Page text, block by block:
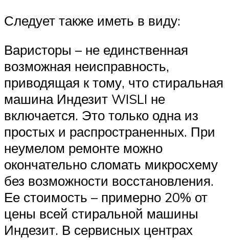
Следует также иметь в виду:
Варисторы – не единственная
возможная неисправность,
приводящая к тому, что стиральная
машина Индезит WISLI не
включается. Это только одна из
простых и распространенных. При
неумелом ремонте можно
окончательно сломать микросхему
без возможности восстановления.
Ее стоимость – примерно 20% от
цены всей стиральной машины
Индезит. В сервисных центрах